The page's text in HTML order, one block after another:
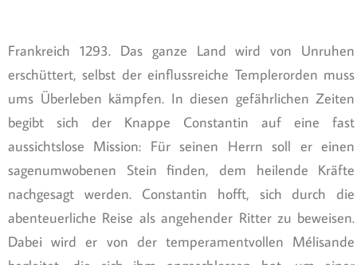
Frankreich 1293. Das ganze Land wird von Unruhen
erschüttert, selbst der einflussreiche Templerorden muss
ums Überleben kämpfen. In diesen gefährlichen Zeiten
begibt sich der Knappe Constantin auf eine fast
aussichtslose Mission: Für seinen Herrn soll er einen
sagenumwobenen Stein finden, dem heilende Kräfte
nachgesagt werden. Constantin hofft, sich durch die
abenteuerliche Reise als angehender Ritter zu beweisen.
Dabei wird er von der temperamentvollen Mélisande